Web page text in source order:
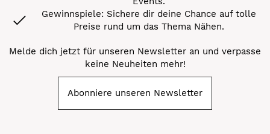
Gewinnspiele: Sichere dir deine Chance auf tolle
Preise rund um das Thema Nähen.
Melde dich jetzt für unseren Newsletter an und verpasse
keine Neuheiten mehr!
Abonniere unseren Newsletter